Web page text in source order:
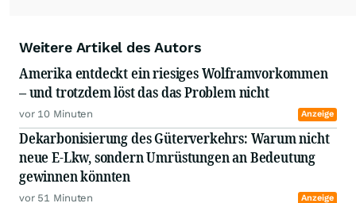
Weitere Artikel des Autors
Amerika entdeckt ein riesiges Wolframvorkommen
– und trotzdem löst das das Problem nicht
vor 10 Minuten Anzeige
Dekarbonisierung des Güterverkehrs: Warum nicht
neue E-Lkw, sondern Umrüstungen an Bedeutung
gewinnen könnten
vor 51 Minuten Anzeige